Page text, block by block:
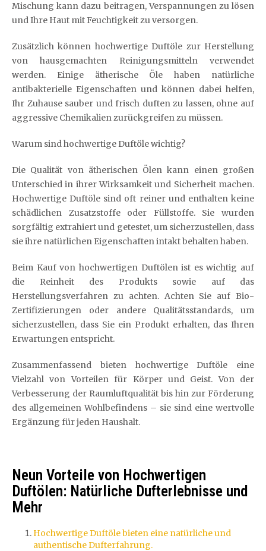
Mischung kann dazu beitragen, Verspannungen zu lösen
und Ihre Haut mit Feuchtigkeit zu versorgen.
Zusätzlich können hochwertige Duftöle zur Herstellung
von hausgemachten Reinigungsmitteln verwendet
werden. Einige ätherische Öle haben natürliche
antibakterielle Eigenschaften und können dabei helfen,
Ihr Zuhause sauber und frisch duften zu lassen, ohne auf
aggressive Chemikalien zurückgreifen zu müssen.
Warum sind hochwertige Duftöle wichtig?
Die Qualität von ätherischen Ölen kann einen großen
Unterschied in ihrer Wirksamkeit und Sicherheit machen.
Hochwertige Duftöle sind oft reiner und enthalten keine
schädlichen Zusatzstoffe oder Füllstoffe. Sie wurden
sorgfältig extrahiert und getestet, um sicherzustellen, dass
sie ihre natürlichen Eigenschaften intakt behalten haben.
Beim Kauf von hochwertigen Duftölen ist es wichtig auf
die Reinheit des Produkts sowie auf das
Herstellungsverfahren zu achten. Achten Sie auf Bio-
Zertifizierungen oder andere Qualitätsstandards, um
sicherzustellen, dass Sie ein Produkt erhalten, das Ihren
Erwartungen entspricht.
Zusammenfassend bieten hochwertige Duftöle eine
Vielzahl von Vorteilen für Körper und Geist. Von der
Verbesserung der Raumluftqualität bis hin zur Förderung
des allgemeinen Wohlbefindens – sie sind eine wertvolle
Ergänzung für jeden Haushalt.
Neun Vorteile von Hochwertigen
Duftölen: Natürliche Dufterlebnisse und
Mehr
Hochwertige Duftöle bieten eine natürliche und
authentische Dufterfahrung.